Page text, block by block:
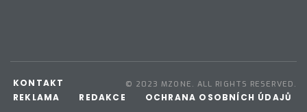
© 2023 MZONE. ALL RIGHTS RESERVED.
KONTAKT
REKLAMA
REDAKCE OCHRANA OSOBNÍCH ÚDAJŮ